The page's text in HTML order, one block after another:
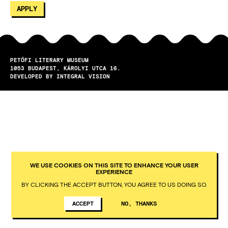
PETŐFI LITERARY MUSEUM
1053
BUDAPEST
KÁROLYI UTCA 16.
DEVELOPED BY INTEGRAL VISION
WE USE COOKIES ON THIS SITE TO ENHANCE YOUR USER
EXPERIENCE
BY CLICKING THE ACCEPT BUTTON, YOU AGREE TO US DOING SO.
ACCEPT NO, THANKS